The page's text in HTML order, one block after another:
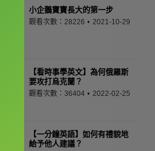
小企鵝寶寶長大的第一步
觀看次數：28226 2021-10-29
【看時事學英文】為何俄羅斯
要攻打烏克蘭？
觀看次數：36404 2022-02-25
【一分鐘英語】如何有禮貌地
給予他人建議？